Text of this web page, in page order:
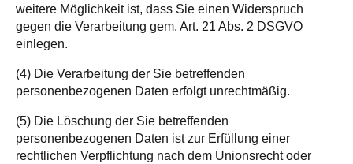
weitere Möglichkeit ist, dass Sie einen Widerspruch
gegen die Verarbeitung gem. Art. 21 Abs. 2 DSGVO
einlegen.
(4) Die Verarbeitung der Sie betreffenden
personenbezogenen Daten erfolgt unrechtmäßig.
(5) Die Löschung der Sie betreffenden
personenbezogenen Daten ist zur Erfüllung einer
rechtlichen Verpflichtung nach dem Unionsrecht oder